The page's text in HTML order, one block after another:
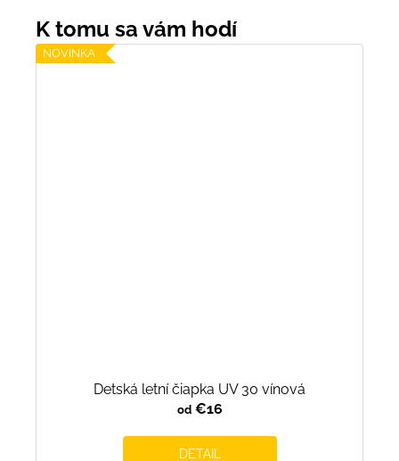
NOVINKA
Detská letní čiapka UV 30 vínová
od€16
DETAIL